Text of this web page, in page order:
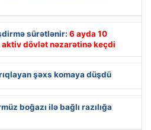
sürətlənir: 6 ayda 10
dövlət nəzarətinə keçdi
şəxs komaya düşdü
boğazı ilə bağlı razılığa